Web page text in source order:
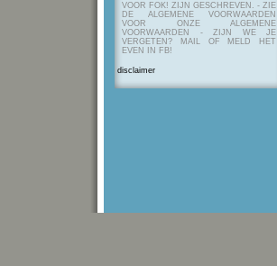
VOOR FOK! ZIJN GESCHREVEN. - ZIE
DE ALGEMENE VOORWAARDEN
VOOR ONZE ALGEMENE
VOORWAARDEN - ZIJN WE JE
VERGETEN? MAIL OF MELD HET
EVEN IN FB!
disclaimer